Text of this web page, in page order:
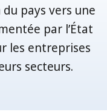
pays vers une
par l’État
les entreprises
secteurs.